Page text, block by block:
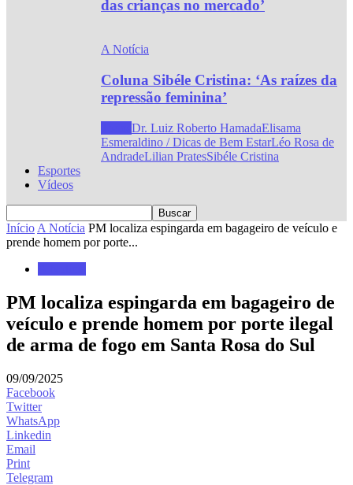
das crianças no mercado’
A Notícia
Coluna Sibéle Cristina: ‘As raízes da
repressão feminina’
Dr. Luiz Roberto HamadaElisama
Esmeraldino / Dicas de Bem EstarLéo Rosa de
AndradeLilian PratesSibéle Cristina
Esportes
Vídeos
Início A Notícia PM localiza espingarda em bagageiro de veículo e
prende homem por porte...
PM localiza espingarda em bagageiro de
veículo e prende homem por porte ilegal
de arma de fogo em Santa Rosa do Sul
09/09/2025
Facebook
Twitter
WhatsApp
Linkedin
Email
Print
Telegram